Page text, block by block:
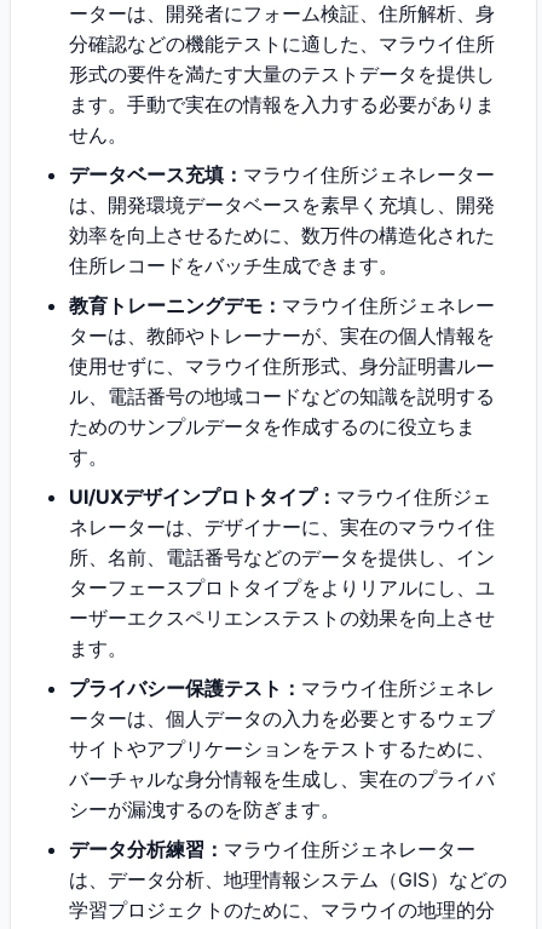
ーターは、開発者にフォーム検証、住所解析、身
分確認などの機能テストに適した、マラウイ住所
形式の要件を満たす大量のテストデータを提供し
ます。手動で実在の情報を入力する必要がありま
せん。
データベース充填： マラウイ住所ジェネレーター
は、開発環境データベースを素早く充填し、開発
効率を向上させるために、数万件の構造化された
住所レコードをバッチ生成できます。
教育トレーニングデモ： マラウイ住所ジェネレー
ターは、教師やトレーナーが、実在の個人情報を
使用せずに、マラウイ住所形式、身分証明書ルー
ル、電話番号の地域コードなどの知識を説明する
ためのサンプルデータを作成するのに役立ちま
す。
UI/UXデザインプロトタイプ： マラウイ住所ジェ
ネレーターは、デザイナーに、実在のマラウイ住
所、名前、電話番号などのデータを提供し、イン
ターフェースプロトタイプをよりリアルにし、ユ
ーザーエクスペリエンステストの効果を向上させ
ます。
プライバシー保護テスト： マラウイ住所ジェネレ
ーターは、個人データの入力を必要とするウェブ
サイトやアプリケーションをテストするために、
バーチャルな身分情報を生成し、実在のプライバ
シーが漏洩するのを防ぎます。
データ分析練習： マラウイ住所ジェネレーター
は、データ分析、地理情報システム（GIS）などの
学習プロジェクトのために、マラウイの地理的分